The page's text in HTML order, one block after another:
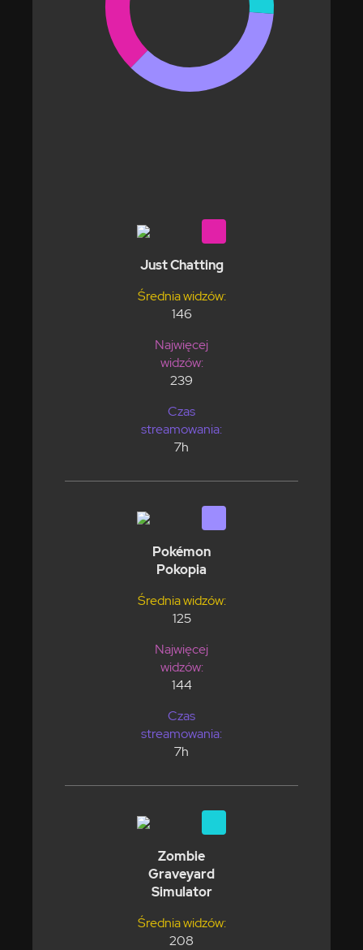
Just Chatting
Średnia widzów:
146
Najwięcej
widzów:
239
Czas
streamowania:
7h
Pokémon
Pokopia
Średnia widzów:
125
Najwięcej
widzów:
144
Czas
streamowania:
7h
Zombie
Graveyard
Simulator
Średnia widzów:
208